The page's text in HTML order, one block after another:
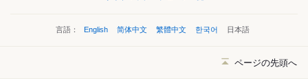
言語： English 简体中文 繁體中文 한국어 日本語
ページの先頭へ